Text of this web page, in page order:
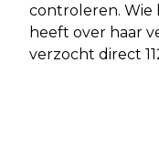
controleren. Wie
heeft over haar
verzocht direct